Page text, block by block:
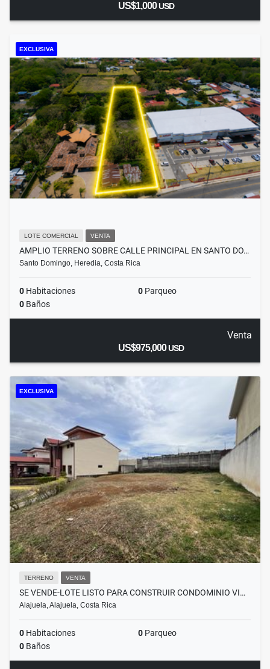
US$1,000USD
EXCLUSIVA
LOTE COMERCIAL VENTA
AMPLIO TERRENO SOBRE CALLE PRINCIPAL EN SANTO DO…
Santo Domingo, Heredia, Costa Rica
0 Habitaciones 0 Parqueo
0 Baños
Venta
US$975,000USD
EXCLUSIVA
TERRENO VENTA
SE VENDE-LOTE LISTO PARA CONSTRUIR CONDOMINIO VI…
Alajuela, Alajuela, Costa Rica
0 Habitaciones 0 Parqueo
0 Baños